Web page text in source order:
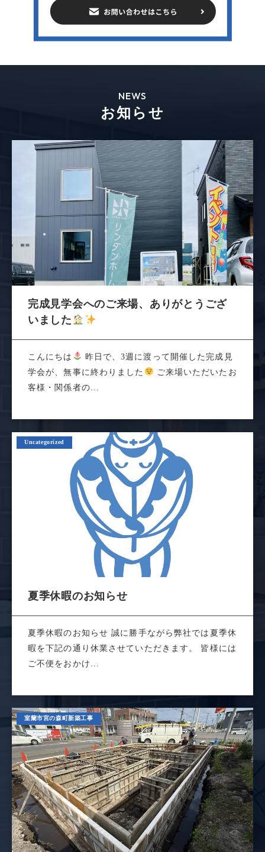
NEWS
お知らせ
完成見学会へのご来場、ありがとうござ
いました
こんにちは
昨日で、3週に渡って開催した完成見
学会が、無事に終わりました
ご来場いただいたお
客様・関係者の...
Uncategorized
夏季休暇のお知らせ
夏季休暇のお知らせ 誠に勝手ながら弊社では夏季休
暇を下記の通り休業させていただきます。 皆様には
ご不便をおかけ...
室蘭市宮の森町新築工事